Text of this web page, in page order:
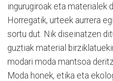
ingurugiroak eta materialek
Horregatik, urteek aurrera
sortu dut. Nik diseinatzen
guztiak material
modari moda mantsoa
Moda honek, etika eta